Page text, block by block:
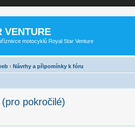
VENTURE
motocyklů Royal Star Venture
‹ Návrhy a připomínky k fóru
pokročilé)